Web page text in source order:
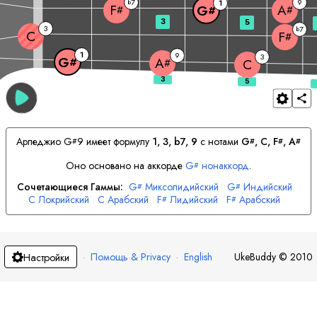
G# 1 A# 9 C 3
C 3 F#
b7
F# G# 1 A#
3 5
Арпеджио G#9 имеет формулу 1, 3, b7, 9 с нотами G#, C, F#, A#
Оно основано на аккорде G# нонаккорд.
Сочетающиеся Гаммы: G# Миксолидийский G# Индийский
C Локрийский C Арабский F# Лидийский F# Арабский
A# Минор A# Индийский
Настройки · Помощь & Privacy · English UkeBuddy © 2010